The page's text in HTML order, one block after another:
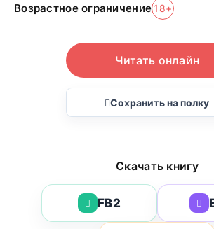
Возрастное ограничение 18+
Читать онлайн
Сохранить на полку
Скачать книгу
FB2